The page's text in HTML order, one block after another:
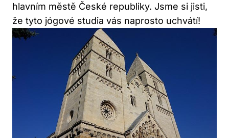
hlavním městě České republiky. Jsme si jisti,
že tyto jógové studia vás naprosto uchvátí!